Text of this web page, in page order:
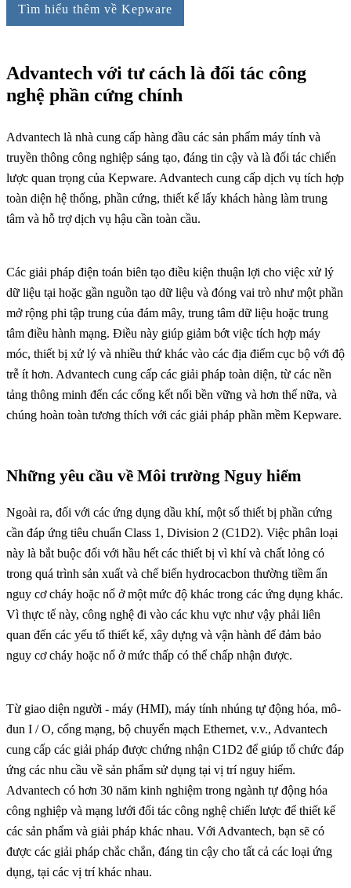
Tìm hiểu thêm về Kepware
Advantech với tư cách là đối tác công
nghệ phần cứng chính
Advantech là nhà cung cấp hàng đầu các sản phẩm máy tính và
truyền thông công nghiệp sáng tạo, đáng tin cậy và là đối tác chiến
lược quan trọng của Kepware. Advantech cung cấp dịch vụ tích hợp
toàn diện hệ thống, phần cứng, thiết kế lấy khách hàng làm trung
tâm và hỗ trợ dịch vụ hậu cần toàn cầu.
Các giải pháp điện toán biên tạo điều kiện thuận lợi cho việc xử lý
dữ liệu tại hoặc gần nguồn tạo dữ liệu và đóng vai trò như một phần
mở rộng phi tập trung của đám mây, trung tâm dữ liệu hoặc trung
tâm điều hành mạng. Điều này giúp giảm bớt việc tích hợp máy
móc, thiết bị xử lý và nhiều thứ khác vào các địa điểm cục bộ với độ
trễ ít hơn. Advantech cung cấp các giải pháp toàn diện, từ các nền
tảng thông minh đến các cổng kết nối bền vững và hơn thế nữa, và
chúng hoàn toàn tương thích với các giải pháp phần mềm Kepware.
Những yêu cầu về Môi trường Nguy hiểm
Ngoài ra, đối với các ứng dụng dầu khí, một số thiết bị phần cứng
cần đáp ứng tiêu chuẩn Class 1, Division 2 (C1D2). Việc phân loại
này là bắt buộc đối với hầu hết các thiết bị vì khí và chất lỏng có
trong quá trình sản xuất và chế biến hydrocacbon thường tiềm ẩn
nguy cơ cháy hoặc nổ ở một mức độ khác trong các ứng dụng khác.
Vì thực tế này, công nghệ đi vào các khu vực như vậy phải liên
quan đến các yếu tố thiết kế, xây dựng và vận hành để đảm bảo
nguy cơ cháy hoặc nổ ở mức thấp có thể chấp nhận được.
Từ giao diện người - máy (HMI), máy tính nhúng tự động hóa, mô-
đun I / O, cổng mạng, bộ chuyển mạch Ethernet, v.v., Advantech
cung cấp các giải pháp được chứng nhận C1D2 để giúp tổ chức đáp
ứng các nhu cầu về sản phẩm sử dụng tại vị trí nguy hiểm.
Advantech có hơn 30 năm kinh nghiệm trong ngành tự động hóa
công nghiệp và mạng lưới đối tác công nghệ chiến lược để thiết kế
các sản phẩm và giải pháp khác nhau. Với Advantech, bạn sẽ có
được các giải pháp chắc chắn, đáng tin cậy cho tất cả các loại ứng
dụng, tại các vị trí khác nhau.